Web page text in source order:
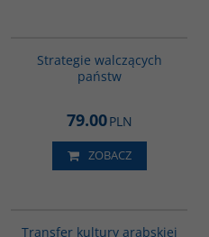
Strategie walczących
państw
79.00PLN
ZOBACZ
Transfer kultury arabskiej